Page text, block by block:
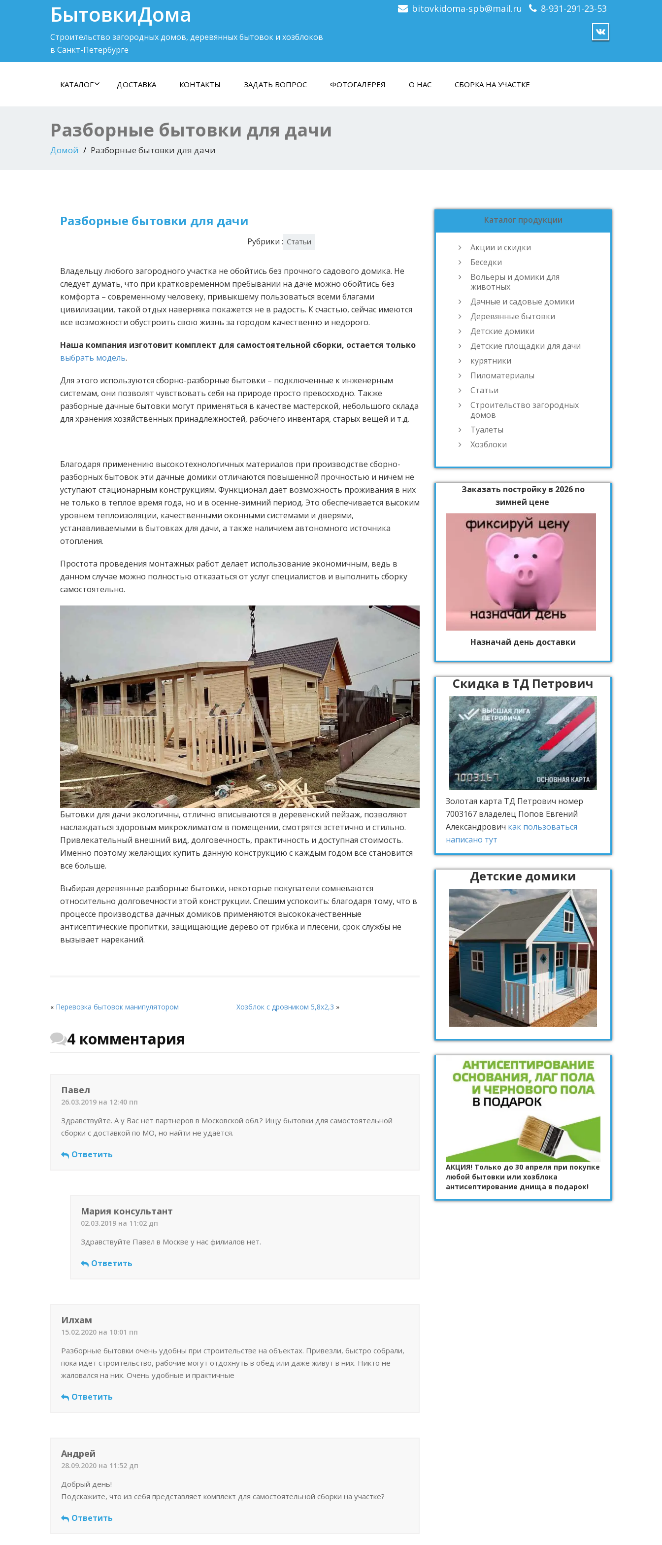
БытовкиДома
Строительство загородных домов, деревянных бытовок и хозблоков
в Санкт-Петербурге
bitovkidoma-spb@mail.ru 8-931-291-23-53
КАТАЛОГ ДОСТАВКА КОНТАКТЫ ЗАДАТЬ ВОПРОС ФОТОГАЛЕРЕЯ О НАС СБОРКА НА УЧАСТКЕ
Разборные бытовки для дачи
Домой Разборные бытовки для дачи
Разборные бытовки для дачи
Рубрики : Статьи
Владельцу любого загородного участка не обойтись без прочного садового домика. Не
следует думать, что при кратковременном пребывании на даче можно обойтись без
комфорта – современному человеку, привыкшему пользоваться всеми благами
цивилизации, такой отдых наверняка покажется не в радость. К счастью, сейчас имеются
все возможности обустроить свою жизнь за городом качественно и недорого.
Наша компания изготовит комплект для самостоятельной сборки, остается только
выбрать модель.
Для этого используются сборно-разборные бытовки – подключенные к инженерным
системам, они позволят чувствовать себя на природе просто превосходно. Также
разборные дачные бытовки могут применяться в качестве мастерской, небольшого склада
для хранения хозяйственных принадлежностей, рабочего инвентаря, старых вещей и т.д.
Благодаря применению высокотехнологичных материалов при производстве сборно-
разборных бытовок эти дачные домики отличаются повышенной прочностью и ничем не
уступают стационарным конструкциям. Функционал дает возможность проживания в них
не только в теплое время года, но и в осенне-зимний период. Это обеспечивается высоким
уровнем теплоизоляции, качественными оконными системами и дверями,
устанавливаемыми в бытовках для дачи, а также наличием автономного источника
отопления.
Простота проведения монтажных работ делает использование экономичным, ведь в
данном случае можно полностью отказаться от услуг специалистов и выполнить сборку
самостоятельно.
Бытовки для дачи экологичны, отлично вписываются в деревенский пейзаж, позволяют
наслаждаться здоровым микроклиматом в помещении, смотрятся эстетично и стильно.
Привлекательный внешний вид, долговечность, практичность и доступная стоимость.
Именно поэтому желающих купить данную конструкцию с каждым годом все становится
все больше.
Выбирая деревянные разборные бытовки, некоторые покупатели сомневаются
относительно долговечности этой конструкции. Спешим успокоить: благодаря тому, что в
процессе производства дачных домиков применяются высококачественные
антисептические пропитки, защищающие дерево от грибка и плесени, срок службы не
вызывает нареканий.
« Перевозка бытовок манипулятором Хозблок с дровником 5,8х2,3 »
4 комментария
Павел
26.03.2019 на 12:40 пп
Здравствуйте. А у Вас нет партнеров в Московской обл.? Ищу бытовки для самостоятельной
сборки с доставкой по МО, но найти не удаётся.
Ответить
Мария консультант
02.03.2019 на 11:02 дп
Здравствуйте Павел в Москве у нас филиалов нет.
Ответить
Илхам
15.02.2020 на 10:01 пп
Разборные бытовки очень удобны при строительстве на объектах. Привезли, быстро собрали,
пока идет строительство, рабочие могут отдохнуть в обед или даже живут в них. Никто не
жаловался на них. Очень удобные и практичные
Ответить
Андрей
28.09.2020 на 11:52 дп
Добрый день!
Подскажите, что из себя представляет комплект для самостоятельной сборки на участке?
Ответить
Каталог продукции
Акции и скидки
Беседки
Вольеры и домики для
животных
Дачные и садовые домики
Деревянные бытовки
Детские домики
Детские площадки для дачи
курятники
Пиломатериалы
Статьи
Строительство загородных
домов
Туалеты
Хозблоки
Заказать постройку в 2026 по
зимней цене
Назначай день доставки
Скидка в ТД Петрович
Золотая карта ТД Петрович номер
7003167 владелец Попов Евгений
Александрович как пользоваться
написано тут
Детские домики
АКЦИЯ! Только до 30 апреля при покупке
любой бытовки или хозблока
антисептирование днища в подарок!